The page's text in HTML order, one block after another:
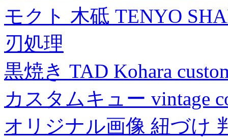
モクト 木砥 TENYO
刃処理
黒焼き TAD Kohara
カスタムキュー vintage
オリジナル画像 紐づけ